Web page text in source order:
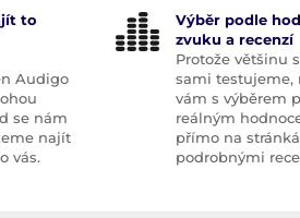
to
Audigo
se nám
najít
vás.
Výběr podle
zvuku a recenzí
Protože většinu
sami testujeme,
vám s výběrem
reálným
přímo na
podrobnými